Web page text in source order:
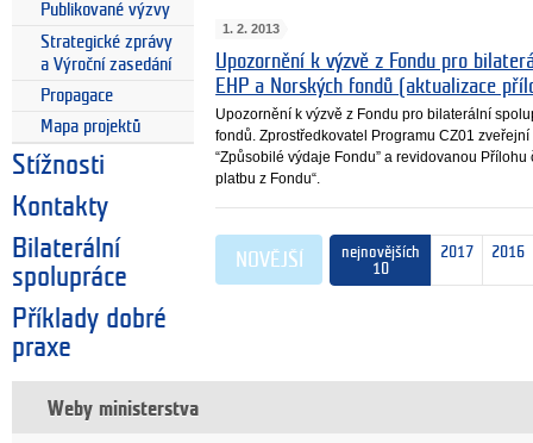
Publikované výzvy
Strategické zprávy
a Výroční zasedání
Propagace
Mapa projektů
Stížnosti
Kontakty
Bilaterální
spolupráce
Příklady dobré
praxe
1. 2. 2013
Upozornění k výzvě z Fondu pro
EHP a Norských fondů (aktualizace
Upozornění k výzvě z Fondu pro bilaterální
fondů. Zprostředkovatel Programu CZ01
“Způsobilé výdaje Fondu” a revidovanou
platbu z Fondu“.
nejnovějších
10
2017 2016
NOVĚJŠÍ
Weby ministerstva